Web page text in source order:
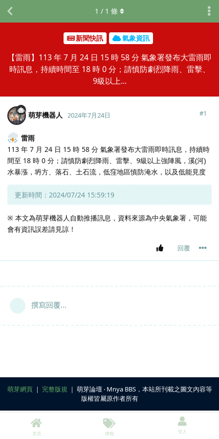
新聞快訊 氣象資訊
【雷雨】113 年 7 月 24 日 15 時 58 分 氣象署發布大雷雨即
時訊息，持續時間至 18 時 0 分；請慎防劇烈降雨、雷擊、
9級以上...
1 / 1 條
萌芽機器人 2024年7月24日 #1
雷雨
113 年 7 月 24 日 15 時 58 分 氣象署發布大雷雨即時訊息，持續時
間至 18 時 0 分；請慎防劇烈降雨、雷擊、9級以上強陣風，溪(河)
水暴漲，坍方、落石、土石流，低窪地區慎防淹水，以及低能見度
更新時間：2024/07/24 15:59:19
※ 本文為萌芽機器人自動推播訊息，資料來源為中央氣象署，可能
會有資訊誤差請見諒！
回覆
撰寫回覆...
萌芽網頁｜ 完整版規 ｜ 萌芽論壇 ‧ Mnya BBS，本站所刊載之圖文內容等
版權皆屬原作者所有
首頁 標籤 登入